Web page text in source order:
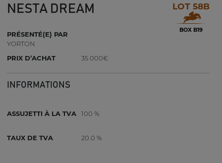
NESTA DREAM LOT 58B
BOX B19
PRÉSENTÉ(E) PAR
YORTON
PRIX D’ACHAT
35 000€
INFORMATIONS
ASSUJETTI À LA TVA 100 %
TAUX DE TVA 20.0 %